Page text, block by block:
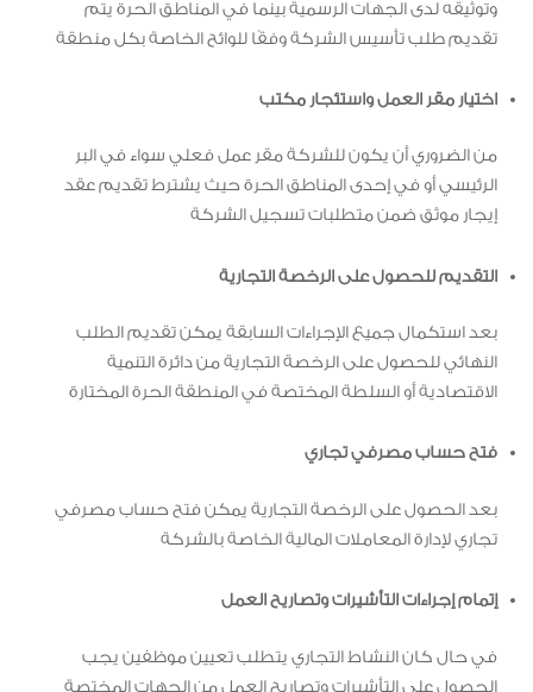
وتوثيقه لدى الجهات الرسمية بينما في المناطق الحرة يتم
تقديم طلب تأسيس الشركة وفقًا للوائح الخاصة بكل منطقة
اختيار مقر العمل واستئجار مكتب
من الضروري أن يكون للشركة مقر عمل فعلي سواء في البر
الرئيسي أو في إحدى المناطق الحرة حيث يشترط تقديم عقد
إيجار موثق ضمن متطلبات تسجيل الشركة
التقديم للحصول على الرخصة التجارية
بعد استكمال جميع الإجراءات السابقة يمكن تقديم الطلب
النهائي للحصول على الرخصة التجارية من دائرة التنمية
الاقتصادية أو السلطة المختصة في المنطقة الحرة المختارة
فتح حساب مصرفي تجاري
بعد الحصول على الرخصة التجارية يمكن فتح حساب مصرفي
تجاري لإدارة المعاملات المالية الخاصة بالشركة
إتمام إجراءات التأشيرات وتصاريح العمل
في حال كان النشاط التجاري يتطلب تعيين موظفين يجب
الحصول على التأشيرات وتصاريح العمل من الجهات المختصة